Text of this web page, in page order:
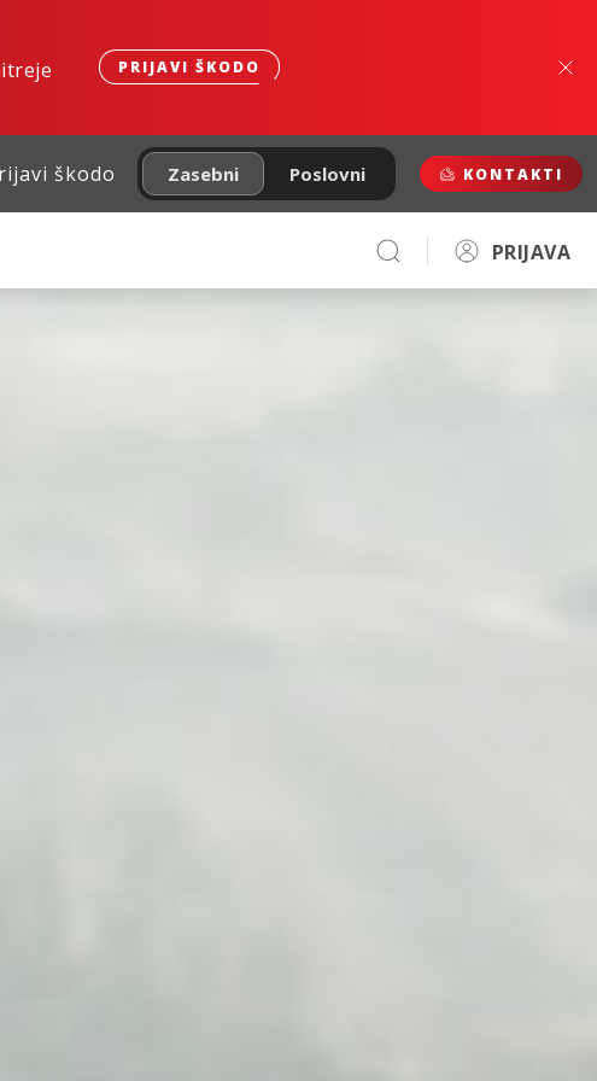
PRIJAVI ŠKODO
škodo Zasebni Poslovni KONTAKTI
PRIJAVA